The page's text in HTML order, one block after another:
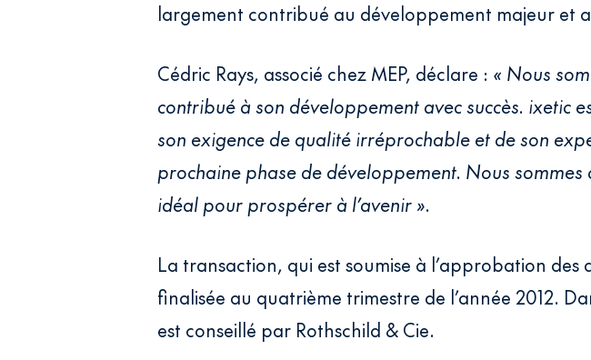
largement contribué au développement majeur et
Cédric Rays, associé chez MEP, déclare : « Nous
contribué à son développement avec succès. ixetic
son exigence de qualité irréprochable et de son
prochaine phase de développement. Nous
idéal pour prospérer à l’avenir ».
La transaction, qui est soumise à l’approbation
finalisée au quatrième trimestre de l’année 2012.
est conseillé par Rothschild & Cie.